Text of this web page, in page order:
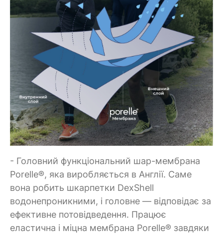
- Головний функціональний шар-мембрана
Porelle®, яка виробляється в Англії. Саме
вона робить шкарпетки DexShell
водонепроникними, і головне — відповідає за
ефективне потовідведення. Працює
еластична і міцна мембрана Porelle® завдяки